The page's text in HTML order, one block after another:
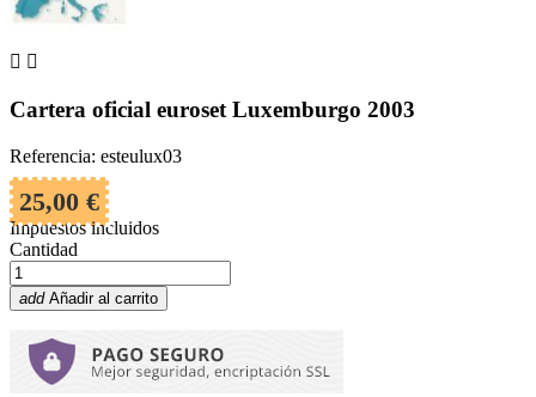
 
Cartera oficial euroset Luxemburgo 2003
Referencia: esteulux03
25,00 €
Impuestos incluidos
Cantidad
add Añadir al carrito